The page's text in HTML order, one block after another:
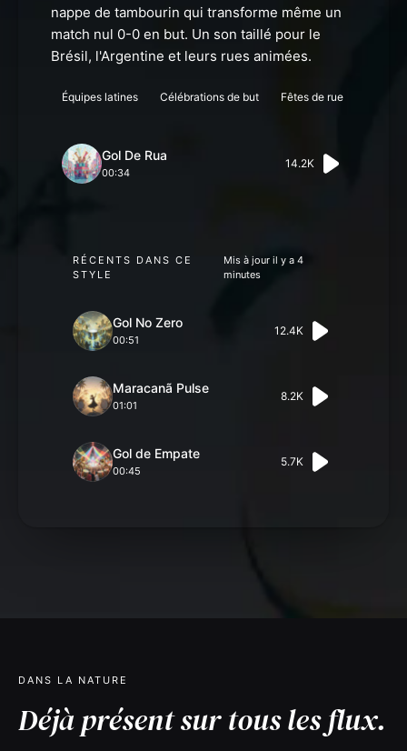
nappe de tambourin qui transforme même un
match nul 0-0 en but. Un son taillé pour le
Brésil, l'Argentine et leurs rues animées.
Équipes latines Célébrations de but Fêtes de rue
Gol De Rua
00:34
14.2K
RÉCENTS DANS CE
STYLE
Mis à jour il y a 4
minutes
Gol No Zero
00:51
12.4K
Maracanã Pulse
01:01
8.2K
Gol de Empate
00:45
5.7K
DANS LA NATURE
Déjà présent sur tous les flux.